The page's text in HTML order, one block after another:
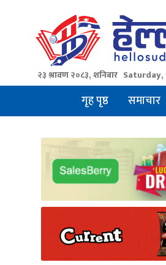
२३ श्रावण २०८३, शनिबार Saturday,
गृह पृष्ठ समाचार